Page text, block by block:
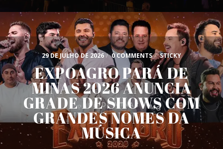
29 DE JULHO DE 2026 / 0 COMMENTS / STICKY
EXPOAGRO PARÁ DE
MINAS 2026 ANUNCIA
GRADE DE SHOWS COM
GRANDES NOMES DA
MÚSICA